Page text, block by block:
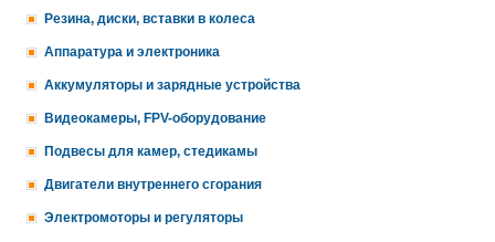
Резина, диски, вставки в колеса
Аппаратура и электроника
Аккумуляторы и зарядные устройства
Видеокамеры, FPV-оборудование
Подвесы для камер, стедикамы
Двигатели внутреннего сгорания
Электромоторы и регуляторы